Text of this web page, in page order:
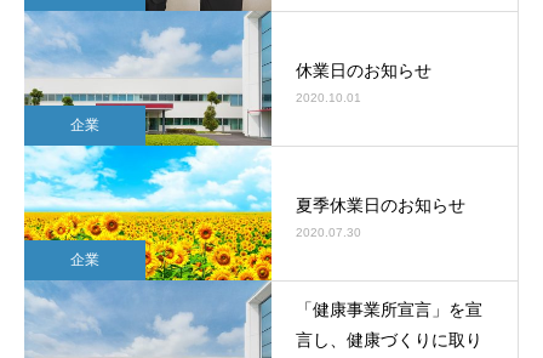
企業
休業日のお知らせ
2020.10.01
企業
夏季休業日のお知らせ
2020.07.30
「健康事業所宣言」を宣
言し、健康づくりに取り